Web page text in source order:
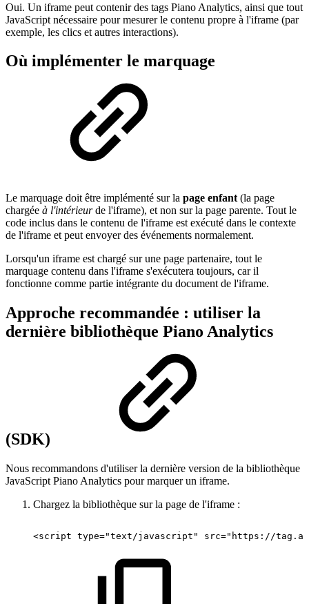
Oui. Un iframe peut contenir des tags Piano Analytics, ainsi que tout
JavaScript nécessaire pour mesurer le contenu propre à l'iframe (par
exemple, les clics et autres interactions).
Où implémenter le marquage
Le marquage doit être implémenté sur la page enfant (la page
chargée à l'intérieurde l'iframe), et non sur la page parente. Tout le
code inclus dans le contenu de l'iframe est exécuté dans le contexte
de l'iframe et peut envoyer des événements normalement.
Lorsqu'un iframe est chargé sur une page partenaire, tout le
marquage contenu dans l'iframe s'exécutera toujours, car il
fonctionne comme partie intégrante du document de l'iframe.
Approche recommandée : utiliser la
dernière bibliothèque Piano Analytics
(SDK)
Nous recommandons d'utiliser la dernière version de la bibliothèque
JavaScript Piano Analytics pour marquer un iframe.
Chargez la bibliothèque sur la page de l'iframe :
<script type="text/javascript" src="https://